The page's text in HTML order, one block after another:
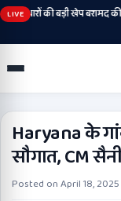
LIVE की बड़ी खेप बरामद की •
Haryana के
सौगात, CM
Posted onApril 18, 2025